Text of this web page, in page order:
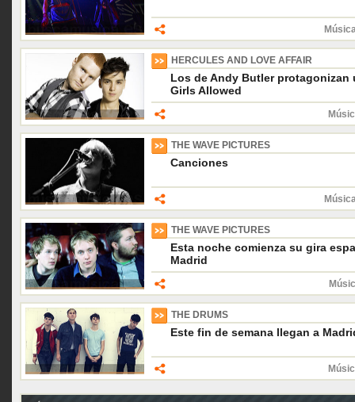
HERCULES AND LOVE AFFAIR
Los de Andy Butler protagonizan
Girls Allowed
THE WAVE PICTURES
Canciones
THE WAVE PICTURES
Esta noche comienza su gira
Madrid
THE DRUMS
Este fin de semana llegan a